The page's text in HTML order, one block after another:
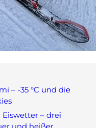
– -35 °C und die
– drei